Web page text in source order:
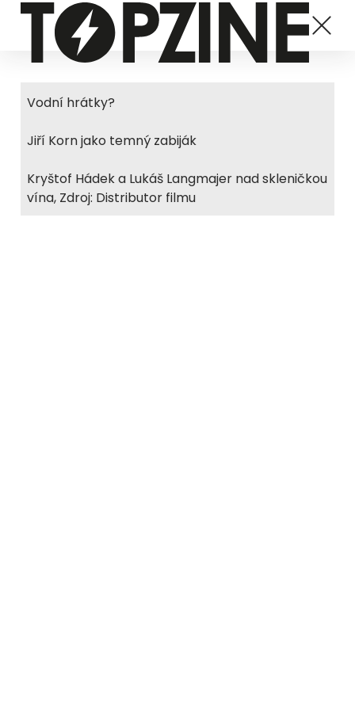
Vodní hrátky?
Jiří Korn jako temný zabiják
Kryštof Hádek a Lukáš Langmajer nad skleničkou
vína, Zdroj: Distributor filmu